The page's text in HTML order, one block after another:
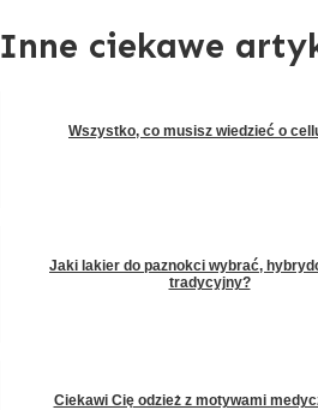
Inne ciekawe
Wszystko, co musisz wiedzieć o
Jaki lakier do paznokci wybrać,
tradycyjny?
Ciekawi Cię odzież z motywami